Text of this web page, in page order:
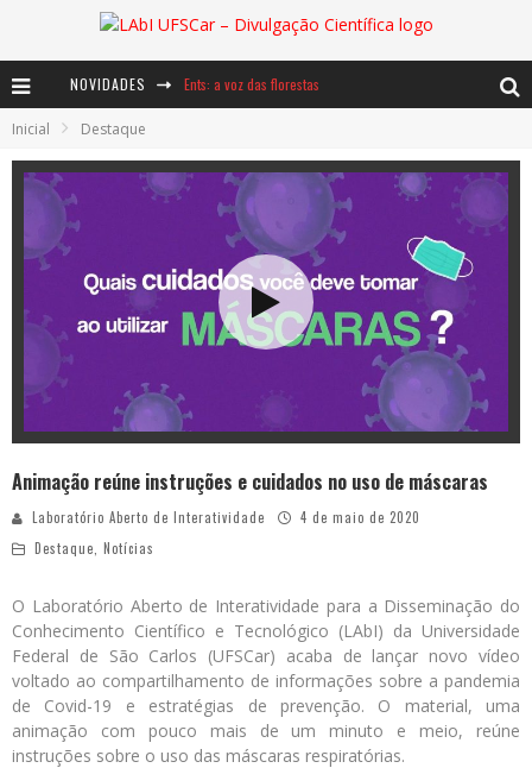
NOVIDADES Ents: a voz das florestas
Baú de Histórias - A jamais imaginada aventura com os moinhos de vento
Inicial Destaque
Animação reúne instruções e cuidados no uso de máscaras
Laboratório Aberto de Interatividade
4 de maio de 2020
Destaque Notícias
O Laboratório Aberto de Interatividade para a Disseminação do
Conhecimento Científico e Tecnológico (LAbI) da Universidade
Federal de São Carlos (UFSCar) acaba de lançar novo vídeo
voltado ao compartilhamento de informações sobre a pandemia
de Covid-19 e estratégias de prevenção. O material, uma
animação com pouco mais de um minuto e meio, reúne
instruções sobre o uso das máscaras respiratórias.